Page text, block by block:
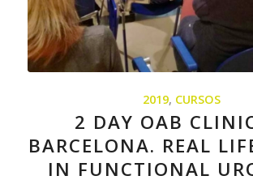
2019, CURSOS
2 DAY OAB
BARCELONA. REAL
IN FUNCTIONAL